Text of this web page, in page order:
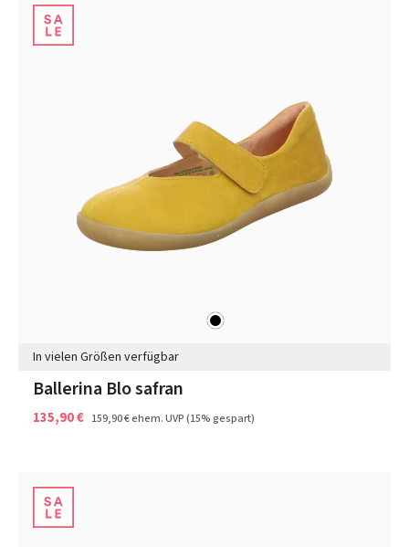
schwarz
In vielen Größen verfügbar
Ballerina Blo safran
135,90 € 159,90 €ehem. UVP(15% gespart)